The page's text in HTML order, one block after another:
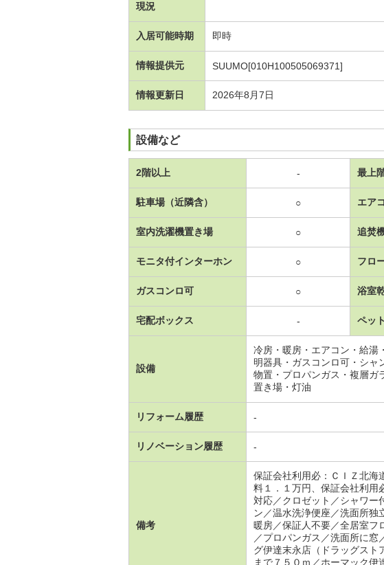
現況
入居可能時期 即時
情報提供元 SUUMO[010H100505069371]
情報更新日 2026年8月7日
設備など
2階以上 - 最上
駐車場（近隣含） ○ エア
室内洗濯機置き場 ○ 追焚
モニタ付インターホン ○ フロ
ガスコンロ可 ○ 浴室
宅配ボックス - ペッ
設備
冷房・暖房・エアコン・給湯
明器具・ガスコンロ可・シャ
物置・プロパンガス・複層ガ
置き場・灯油
リフォーム履歴 -
リノベーション履歴 -
備考
保証会社利用必：ＣＩＺ北海
料１．１万円、保証会社利用
対応／クロゼット／シャワー
ン／温水洗浄便座／洗面所
暖房／保証人不要／全居室フ
／プロパンガス／洗面所に
グ伊達末永店（ドラッグスト
まで７５０ｍ／ホーマック